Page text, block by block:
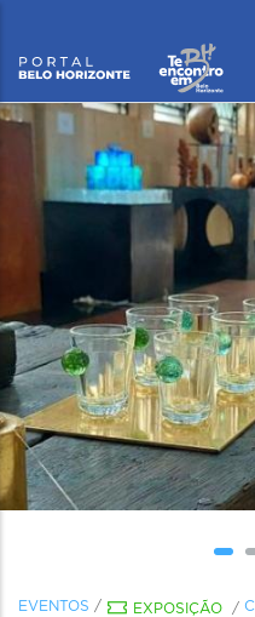
EVENTOS / EXPOSIÇÃO /